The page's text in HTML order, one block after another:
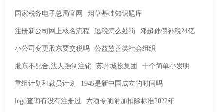
国家税务电子总局官网 烟草基础知识题库
注册新公司网上核名流程 逃税怎么处罚 邓超孙俪补税24亿
小公司变更股东要交税吗 公益慈善类社会组织
股东不配合,法人强制注销 苏州城投集团 十个简单小发明
重组计划和裁员计划 1945是新中国成立的时间吗
logo查询有没有注册过 六项专项附加扣除标准2022年